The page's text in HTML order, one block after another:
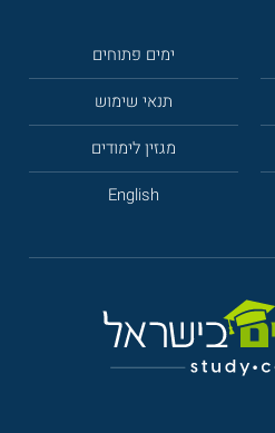
ימים פתוחים
תנאי שימוש
מגזין לימודים
English